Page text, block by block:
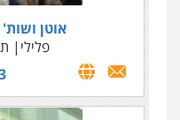
אוטן
פלילי